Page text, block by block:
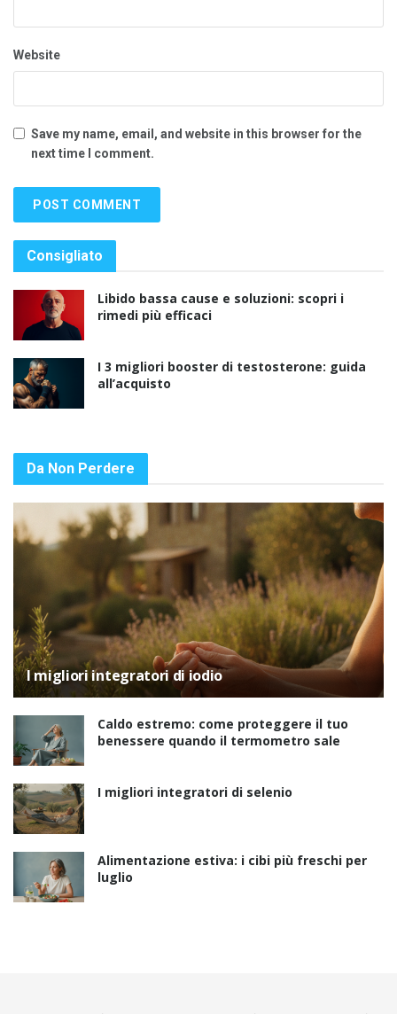
Website
Save my name, email, and website in this browser for the
next time I comment.
Consigliato
Libido bassa cause e soluzioni: scopri i
rimedi più efficaci
I 3 migliori booster di testosterone: guida
all’acquisto
Da Non Perdere
I migliori integratori di iodio
Caldo estremo: come proteggere il tuo
benessere quando il termometro sale
I migliori integratori di selenio
Alimentazione estiva: i cibi più freschi per
luglio